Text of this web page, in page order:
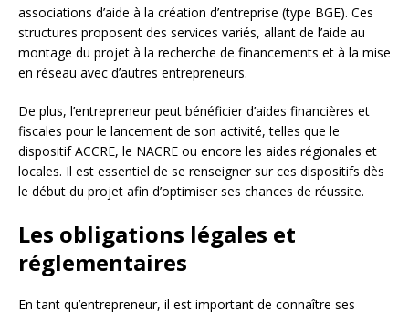
associations d’aide à la création d’entreprise (type BGE). Ces
structures proposent des services variés, allant de l’aide au
montage du projet à la recherche de financements et à la mise
en réseau avec d’autres entrepreneurs.
De plus, l’entrepreneur peut bénéficier d’aides financières et
fiscales pour le lancement de son activité, telles que le
dispositif ACCRE, le NACRE ou encore les aides régionales et
locales. Il est essentiel de se renseigner sur ces dispositifs dès
le début du projet afin d’optimiser ses chances de réussite.
Les obligations légales et
réglementaires
En tant qu’entrepreneur, il est important de connaître ses